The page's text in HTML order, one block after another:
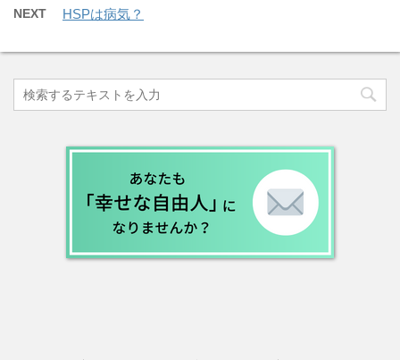
NEXT HSPは病気？